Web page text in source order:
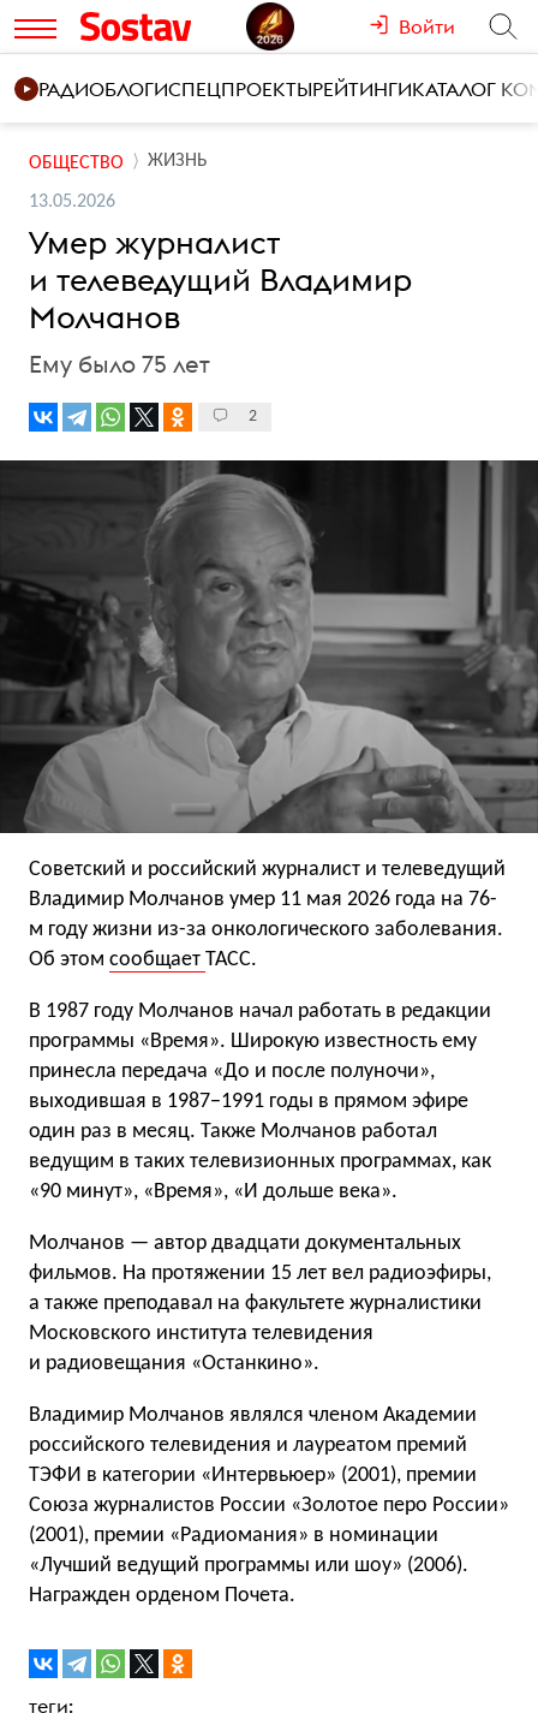
Войти
РАДИОБЛОГИСПЕЦПРОЕКТЫРЕЙТИНГИКАТАЛОГ
ОБЩЕСТВО ЖИЗНЬ
13.05.2026
Умер журналист
и телеведущий Владимир
Молчанов
Ему было 75 лет
2
Советский и российский журналист и телеведущий
Владимир Молчанов умер 11 мая 2026 года на 76-
м году жизни из-за онкологического заболевания.
Об этом сообщает ТАСС.
В 1987 году Молчанов начал работать в редакции
программы «Время». Широкую известность ему
принесла передача «До и после полуночи»,
выходившая в 1987−1991 годы в прямом эфире
один раз в месяц. Также Молчанов работал
ведущим в таких телевизионных программах, как
«90 минут», «Время», «И дольше века».
Молчанов — автор двадцати документальных
фильмов. На протяжении 15 лет вел радиоэфиры,
а также преподавал на факультете журналистики
Московского института телевидения
и радиовещания «Останкино».
Владимир Молчанов являлся членом Академии
российского телевидения и лауреатом премий
ТЭФИ в категории «Интервьюер» (2001), премии
Союза журналистов России «Золотое перо России»
(2001), премии «Радиомания» в номинации
«Лучший ведущий программы или шоу» (2006).
Награжден орденом Почета.